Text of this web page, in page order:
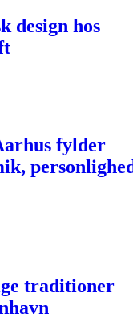
design hos
fylder
traditioner